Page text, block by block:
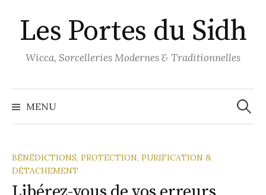
au
contenu
Les Portes du Sidh
Wicca, Sorcelleries Modernes & Traditionnelles
MENU
BÉNÉDICTIONS, PROTECTION, PURIFICATION &
DÉTACHEMENT